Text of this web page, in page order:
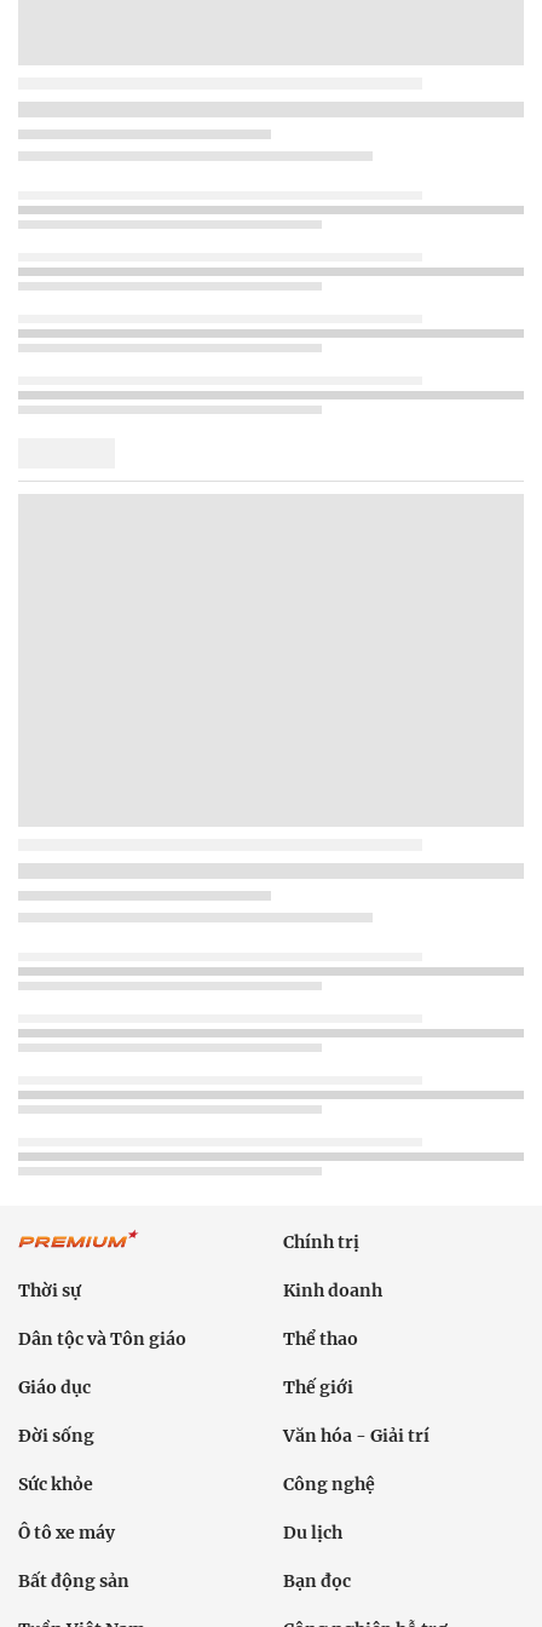
Chính trị
Thời sự Kinh doanh
Dân tộc và Tôn giáo Thể thao
Giáo dục Thế giới
Đời sống Văn hóa - Giải trí
Sức khỏe Công nghệ
Ô tô xe máy Du lịch
Bất động sản Bạn đọc